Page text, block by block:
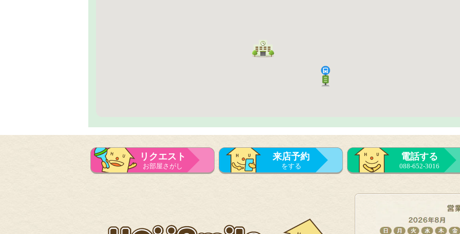
リクエスト
お部屋さがし
来店予約
をする
電話する
088-652-3016